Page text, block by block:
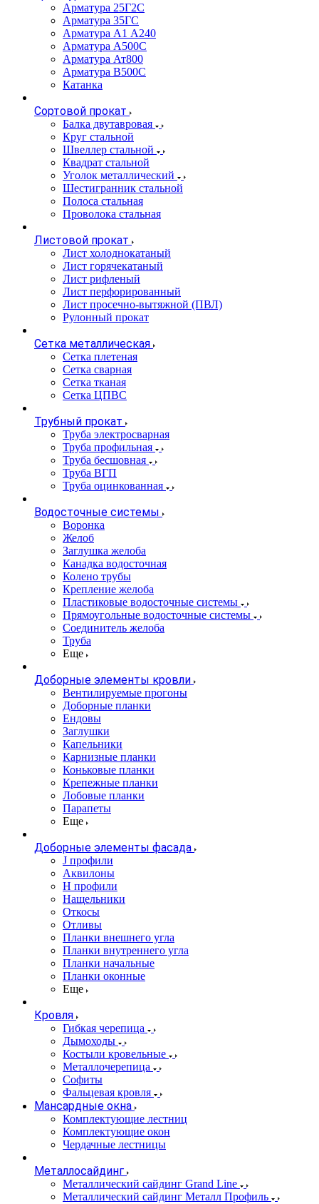
Арматура 25Г2С
Арматура 35ГС
Арматура А1 А240
Арматура А500С
Арматура Ат800
Арматура В500С
Катанка
Сортовой прокат
Балка двутавровая
Круг стальной
Швеллер стальной
Квадрат стальной
Уголок металлический
Шестигранник стальной
Полоса стальная
Проволока стальная
Листовой прокат
Лист холоднокатаный
Лист горячекатаный
Лист рифленый
Лист перфорированный
Лист просечно-вытяжной (ПВЛ)
Рулонный прокат
Сетка металлическая
Сетка плетеная
Сетка сварная
Сетка тканая
Сетка ЦПВС
Трубный прокат
Труба электросварная
Труба профильная
Труба бесшовная
Труба ВГП
Труба оцинкованная
Водосточные системы
Воронка
Желоб
Заглушка желоба
Канадка водосточная
Колено трубы
Крепление желоба
Пластиковые водосточные системы
Прямоугольные водосточные системы
Соединитель желоба
Труба
Еще
Доборные элементы кровли
Вентилируемые прогоны
Доборные планки
Ендовы
Заглушки
Капельники
Карнизные планки
Коньковые планки
Крепежные планки
Лобовые планки
Парапеты
Еще
Доборные элементы фасада
J профили
Аквилоны
Н профили
Нащельники
Откосы
Отливы
Планки внешнего угла
Планки внутреннего угла
Планки начальные
Планки оконные
Еще
Кровля
Гибкая черепица
Дымоходы
Костыли кровельные
Металлочерепица
Софиты
Фальцевая кровля
Мансардные окна
Комплектующие лестниц
Комплектующие окон
Чердачные лестницы
Металлосайдинг
Металлический сайдинг Grand Line
Металлический сайдинг Металл Профиль